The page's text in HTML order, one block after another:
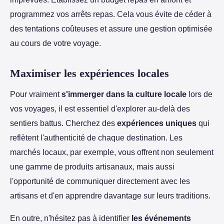
programmez vos arrêts repas. Cela vous évite de céder à
des tentations coûteuses et assure une gestion optimisée
au cours de votre voyage.
Maximiser les expériences locales
Pour vraiments'immerger dans la culture locale lors de
vos voyages, il est essentiel d'explorer au-delà des
sentiers battus. Cherchez des expériences uniques qui
reflètent l'authenticité de chaque destination. Les
marchés locaux, par exemple, vous offrent non seulement
une gamme de produits artisanaux, mais aussi
l'opportunité de communiquer directement avec les
artisans et d'en apprendre davantage sur leurs traditions.
En outre, n'hésitez pas à identifier les événements